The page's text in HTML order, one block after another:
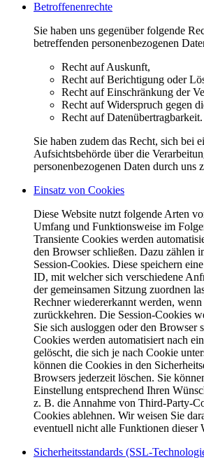
Betroffenenrechte
Sie haben uns gegenüber folgende
betreffenden personenbezogenen
Recht auf Auskunft,
Recht auf Berichtigung oder
Recht auf Einschränkung der
Recht auf Widerspruch gegen
Recht auf Datenübertragbarkeit.
Sie haben zudem das Recht, sich bei
Aufsichtsbehörde über die
personenbezogenen Daten durch uns
Einsatz von Cookies
Diese Website nutzt folgende Arten
Umfang und Funktionsweise im
Transiente Cookies werden
den Browser schließen. Dazu zählen
Session-Cookies. Diese speichern
ID, mit welcher sich verschiedene
der gemeinsamen Sitzung zuordnen
Rechner wiedererkannt werden,
zurückkehren. Die Session-Cookies
Sie sich ausloggen oder den Browser
Cookies werden automatisiert nach
gelöscht, die sich je nach Cookie
können die Cookies in den
Browsers jederzeit löschen. Sie
Einstellung entsprechend Ihren
z. B. die Annahme von Third-Party-
Cookies ablehnen. Wir weisen Sie
eventuell nicht alle Funktionen dieser
Sicherheitsstandards (SSL-